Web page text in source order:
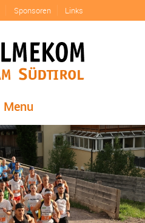
Sponsoren Links
Menu